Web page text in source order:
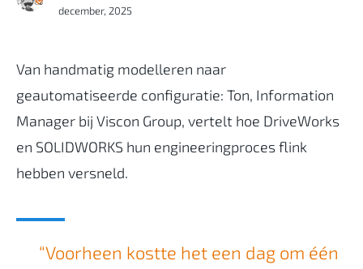
december, 2025
Van handmatig modelleren naar
geautomatiseerde configuratie: Ton, Information
Manager bij Viscon Group, vertelt hoe DriveWorks
en SOLIDWORKS hun engineeringproces flink
hebben versneld.
“Voorheen kostte het een dag om één